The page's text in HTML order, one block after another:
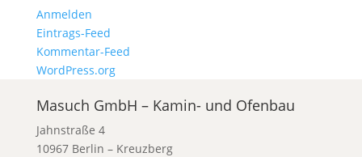
Anmelden
Eintrags-Feed
Kommentar-Feed
WordPress.org
Masuch GmbH – Kamin- und Ofenbau
Jahnstraße 4
10967 Berlin – Kreuzberg